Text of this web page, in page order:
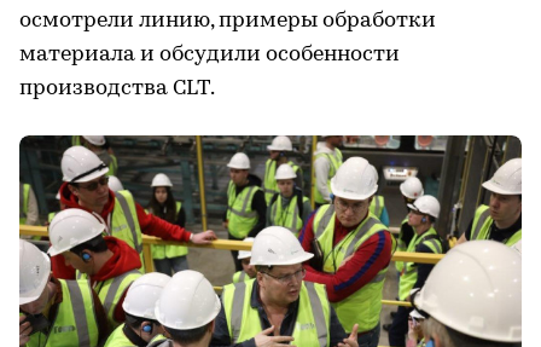
осмотрели линию, примеры обработки
материала и обсудили особенности
производства CLT.